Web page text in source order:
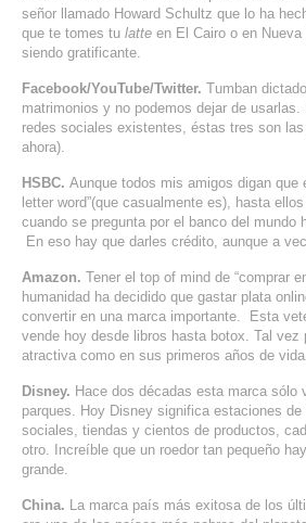
señor llamado Howard Schultz que lo ha
que te tomes tu latte en El Cairo o en
siendo gratificante.
Facebook/YouTube/Twitter. Tumban
matrimonios y no podemos dejar de
redes sociales existentes, éstas tres son
ahora).
HSBC. Aunque todos mis amigos digan que
letter word”(que casualmente es), hasta
cuando se pregunta por el banco del mundo
En eso hay que darles crédito, aunque a
Amazon. Tener el top of mind de “comprar
humanidad ha decidido que gastar plata
convertir en una marca importante. Esta
vende hoy desde libros hasta botox. Tal vez
atractiva como en sus primeros años de
Disney. Hace dos décadas esta marca
parques. Hoy Disney significa estaciones
sociales, tiendas y cientos de productos,
otro. Increíble que un roedor tan pequeño
grande.
China. La marca país más exitosa de los